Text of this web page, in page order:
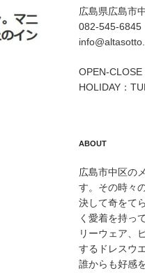
広島県広島市
082-545-6845
OPEN-
HOLIDAY：
ABOUT
広島市中区の
す。その時々
決して奇をて
く愛着を持っ
リーウェア、
するドレスウ
誰からも好感